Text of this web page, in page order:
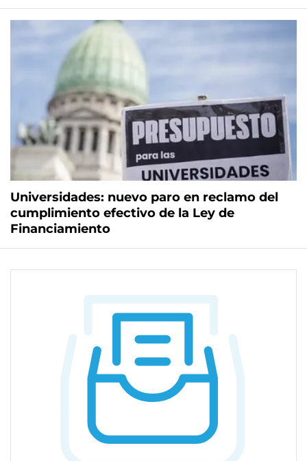
Universidades: nuevo paro en reclamo del
cumplimiento efectivo de la Ley de
Financiamiento